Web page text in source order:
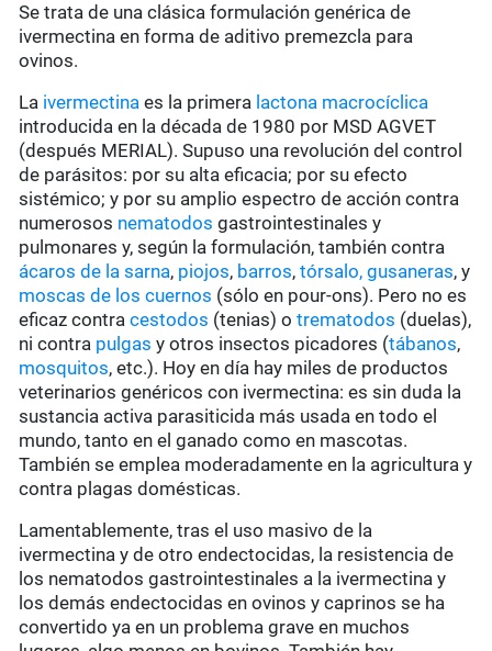
Se trata de una clásica formulación genérica de
ivermectina en forma de aditivo premezcla para
ovinos.
La ivermectina es la primera lactona macrocíclica
introducida en la década de 1980 por MSD AGVET
(después MERIAL). Supuso una revolución del control
de parásitos: por su alta eficacia; por su efecto
sistémico; y por su amplio espectro de acción contra
numerosos nematodos gastrointestinales y
pulmonares y, según la formulación, también contra
ácaros de la sarna, piojos, barros,tórsalo,gusaneras, y
moscas de los cuernos (sólo en pour-ons). Pero no es
eficaz contracestodos (tenias) otrematodos (duelas),
ni contra pulgas y otros insectos picadores (tábanos,
mosquitos, etc.). Hoy en día hay miles de productos
veterinarios genéricos con ivermectina: es sin duda la
sustancia activa parasiticida más usada en todo el
mundo, tanto en el ganado como en mascotas.
También se emplea moderadamente en la agricultura y
contra plagas domésticas.
Lamentablemente, tras el uso masivo de la
ivermectina y de otro endectocidas, la resistencia de
los nematodos gastrointestinales a la ivermectina y
los demás endectocidas en ovinos y caprinos se ha
convertido ya en un problema grave en muchos